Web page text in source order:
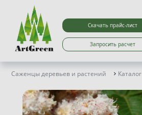
Скачать прайс-лист
Запросить расчет
Саженцы деревьев и растений Каталог